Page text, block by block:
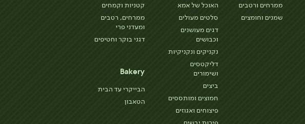
ממרחים ורטבים
שמנים וחומצים
האוכל של אמא
סלטים מעולים
דגים מעושנים
וכבושים
נקניקים ונקניקיות
דליקטסים
ושימורים
ביצים
חמוצים ומותססים
פיצוחים ואגוזים
קטניות וקמחים
ממרחים, רטבים
ומעדני פרי
דגני בוקר וחטיפים
Bakery
הבייקרי עד הבית
הטאבון